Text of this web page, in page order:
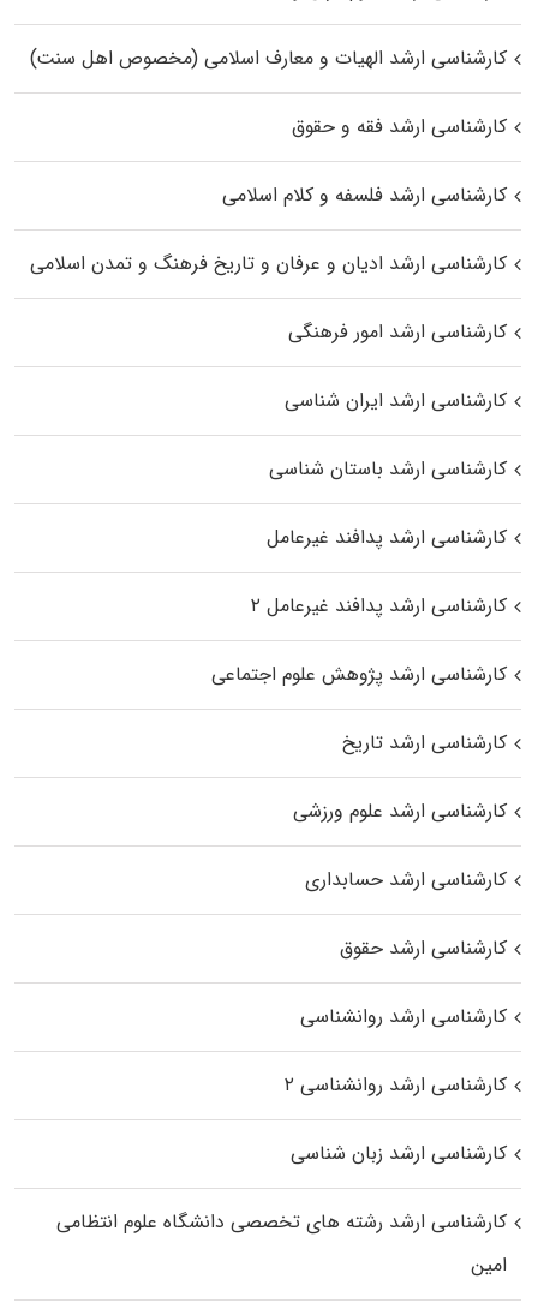
کارشناسی ارشد الهیات و معارف اسلامی (مخصوص اهل سنت)
کارشناسی ارشد فقه و حقوق
کارشناسی ارشد فلسفه و کلام اسلامی
کارشناسی ارشد ادیان و عرفان و تاریخ فرهنگ و تمدن اسلامی
کارشناسی ارشد امور فرهنگی
کارشناسی ارشد ایران شناسی
کارشناسی ارشد باستان شناسی
کارشناسی ارشد پدافند غیرعامل
کارشناسی ارشد پدافند غیرعامل ۲
کارشناسی ارشد پژوهش علوم اجتماعی
کارشناسی ارشد تاریخ
کارشناسی ارشد علوم ورزشی
کارشناسی ارشد حسابداری
کارشناسی ارشد حقوق
کارشناسی ارشد روانشناسی
کارشناسی ارشد روانشناسی ۲
کارشناسی ارشد زبان شناسی
کارشناسی ارشد رﺷﺘﻪ ﻫﺎی تخصصی داﻧﺸﮕﺎه ﻋﻠﻮم انتظامی
اﻣﻴﻦ